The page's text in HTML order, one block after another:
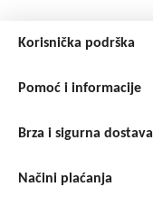
Korisnička podrška
Pomoć i informacije
Brza i sigurna dostava
Načini plaćanja